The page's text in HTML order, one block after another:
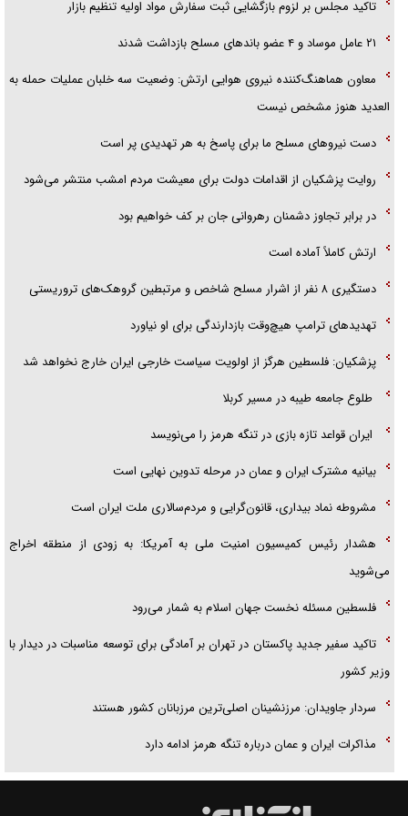
تاکید مجلس بر لزوم بازگشایی ثبت سفارش مواد اولیه تنظیم بازار
۲۱ عامل موساد و ۴ عضو باند‌های مسلح بازداشت شدند
معاون هماهنگ‌کننده نیروی هوایی ارتش: وضعیت سه خلبان عملیات حمله به
العدید هنوز مشخص نیست
دست نیرو‌های مسلح ما برای پاسخ به هر تهدیدی پر است
روایت پزشکیان از اقدامات دولت برای معیشت مردم امشب منتشر می‌شود
در برابر تجاوز دشمنان رهروانی جان بر کف خواهیم بود
ارتش کاملاً آماده است
دستگیری ۸ نفر از اشرار مسلح شاخص و مرتبطین گروهک‌های تروریستی
تهدید‌های ترامپ هیچ‌وقت بازدارندگی برای او نیاورد
پزشکیان: فلسطین هرگز از اولویت سیاست خارجی ایران خارج نخواهد شد
طلوع جامعه طیبه در مسیر کربلا
ایران قواعد تازه بازی در تنگه هرمز را می‌نویسد
بیانیه مشترک ایران و عمان در مرحله تدوین نهایی است
مشروطه نماد بیداری، قانون‌گرایی و مردم‌سالاری ملت ایران است
هشدار رئیس کمیسیون امنیت ملی به آمریکا: به زودی از منطقه اخراج
می‌شوید
فلسطین مسئله نخست جهان اسلام به شمار می‌رود
تاکید سفیر جدید پاکستان در تهران بر آمادگی برای توسعه مناسبات در دیدار با
وزیر کشور
سردار جاویدان: مرزنشینان اصلی‌ترین مرزبانان کشور هستند
مذاکرات ایران و عمان درباره تنگه هرمز ادامه دارد